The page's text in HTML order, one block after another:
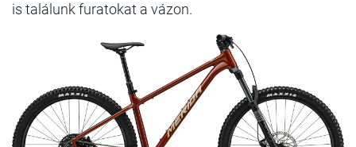
is találunk furatokat a vázon.